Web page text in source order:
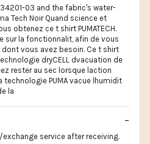
03 and the fabric's water-
Tech Noir Quand science et
obtenez ce t shirt PUMATECH.
sur la fonctionnalit, afin de vous
vous avez besoin. Ce t shirt
dryCELL dvacuation de
rester au sec lorsque laction
technologie PUMA vacue lhumidit
la
exchange service after receiving.